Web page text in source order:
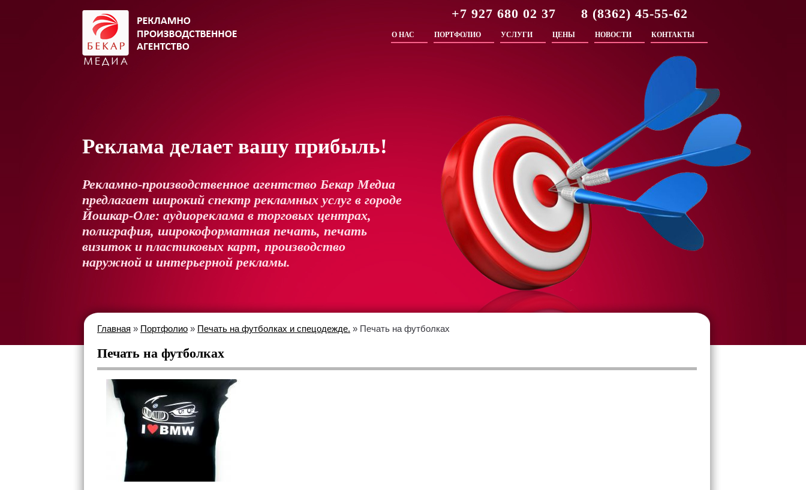
+7 927 680 02 37 8 (8362) 45-55-62
О НАС ПОРТФОЛИО УСЛУГИ ЦЕНЫ НОВОСТИ КОНТАКТЫ
Реклама делает вашу прибыль!
Рекламно-производственное агентство Бекар Медиа
предлагает широкий спектр рекламных услуг в городе
Йошкар-Оле: аудиореклама в торговых центрах,
полиграфия, широкоформатная печать, печать
визиток и пластиковых карт, производство
наружной и интерьерной рекламы.
Главная » Портфолио » Печать на футболках и спецодежде. » Печать на футболках
Печать на футболках